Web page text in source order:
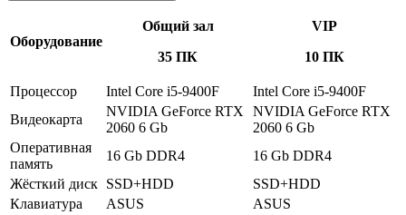
Оборудование
Общий зал
35 ПК
VIP
10 ПК
Процессор Intel Core i5-9400F
Intel Core i5-9400F
Видеокарта
NVIDIA GeForce RTX
2060 6 Gb
NVIDIA GeForce RTX
2060 6 Gb
Оперативная
память
16 Gb DDR4
16 Gb DDR4
Жёсткий диск SSD+HDD
SSD+HDD
Клавиатура
ASUS
ASUS